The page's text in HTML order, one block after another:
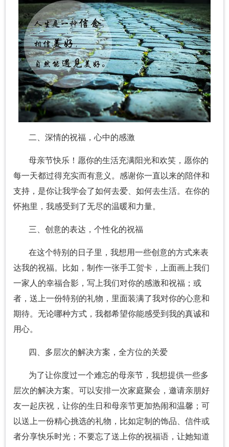
二、深情的祝福，心中的感激
母亲节快乐！愿你的生活充满阳光和欢笑，愿你的
每一天都过得充实而有意义。感谢你一直以来的陪伴和
支持，是你让我学会了如何去爱、如何去生活。在你的
怀抱里，我感受到了无尽的温暖和力量。
三、创意的表达，个性化的祝福
在这个特别的日子里，我想用一些创意的方式来表
达我的祝福。比如，制作一张手工贺卡，上面画上我们
一家人的幸福合影，写上我们对你的感激和祝福；或
者，送上一份特别的礼物，里面装满了我对你的心意和
期待。无论哪种方式，我都希望你能感受到我的真诚和
用心。
四、多层次的解决方案，全方位的关爱
为了让你度过一个难忘的母亲节，我想提供一些多
层次的解决方案。可以安排一次家庭聚会，邀请亲朋好
友一起庆祝，让你的生日和母亲节更加热闹和温馨；可
以送上一份精心挑选的礼物，比如定制的饰品、信件或
者分享快乐时光；不要忘了送上你的祝福语，让她知道